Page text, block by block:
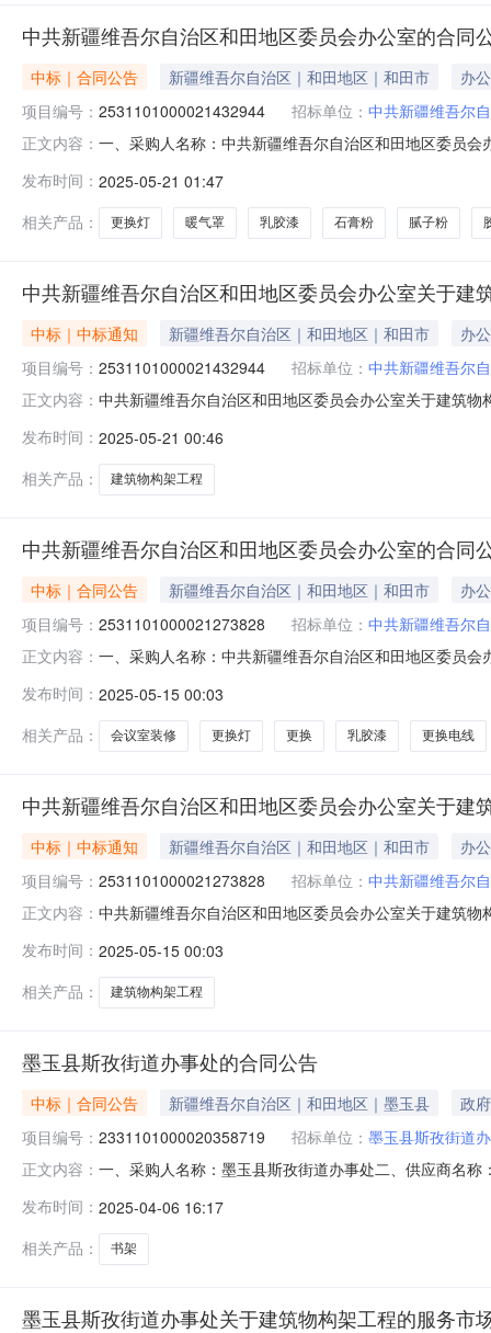
中共新疆维吾尔自治区和田地区委员会办公室的合同
中标｜合同公告 新疆维吾尔自治区｜和田地区｜和田市
办
项目编号： 2531101000021432944 招标单位： 中共新疆维吾尔
正文内容： 一、采购人名称：中共新疆维吾尔自治区和田地区委员
柜;会议室、办公室、舞台铺设:宿舍打隔墙;装饰柜、书
发布时间： 2025-05-21 01:47
相关产品：
更换灯 暖气罩 乳胶漆 石膏粉 腻子粉
中共新疆维吾尔自治区和田地区委员会办公室关于建
中标｜中标通知 新疆维吾尔自治区｜和田地区｜和田市
办
项目编号： 2531101000021432944 招标单位： 中共新疆维吾尔
正文内容： 中共新疆维吾尔自治区和田地区委员会办公室关于建筑
2022218采购计划文号:采购计划金额（元）:项目所在行
发布时间： 2025-05-21 00:46
相关产品：
建筑物构架工程
中共新疆维吾尔自治区和田地区委员会办公室的合同
中标｜合同公告 新疆维吾尔自治区｜和田地区｜和田市
办
项目编号： 2531101000021273828 招标单位： 中共新疆维吾尔
正文内容： 一、采购人名称：中共新疆维吾尔自治区和田地区委员
柜;会议室、办公室、舞台铺设:宿舍打隔墙;装饰柜、书
发布时间： 2025-05-15 00:03
相关产品：
会议室装修 更换灯 更换 乳胶漆 更换电线
中共新疆维吾尔自治区和田地区委员会办公室关于建
中标｜中标通知 新疆维吾尔自治区｜和田地区｜和田市
办
项目编号： 2531101000021273828 招标单位： 中共新疆维吾尔
正文内容： 中共新疆维吾尔自治区和田地区委员会办公室关于建筑
2022218采购计划文号:采购计划金额（元）:项目所在行
发布时间： 2025-05-15 00:03
相关产品：
建筑物构架工程
墨玉县斯孜街道办事处的合同公告
中标｜合同公告 新疆维吾尔自治区｜和田地区｜墨玉县
政
项目编号： 2331101000020358719 招标单位： 墨玉县斯孜街道
正文内容： 一、采购人名称：墨玉县斯孜街道办事处二、供应商名
台铺设:宿舍打隔墙;装饰柜、书架、办公桌等工程详见附
斯孜街道办
发布时间： 2025-04-06 16:17
相关产品：
书架
墨玉县斯孜街道办事处关于建筑物构架工程的服务市